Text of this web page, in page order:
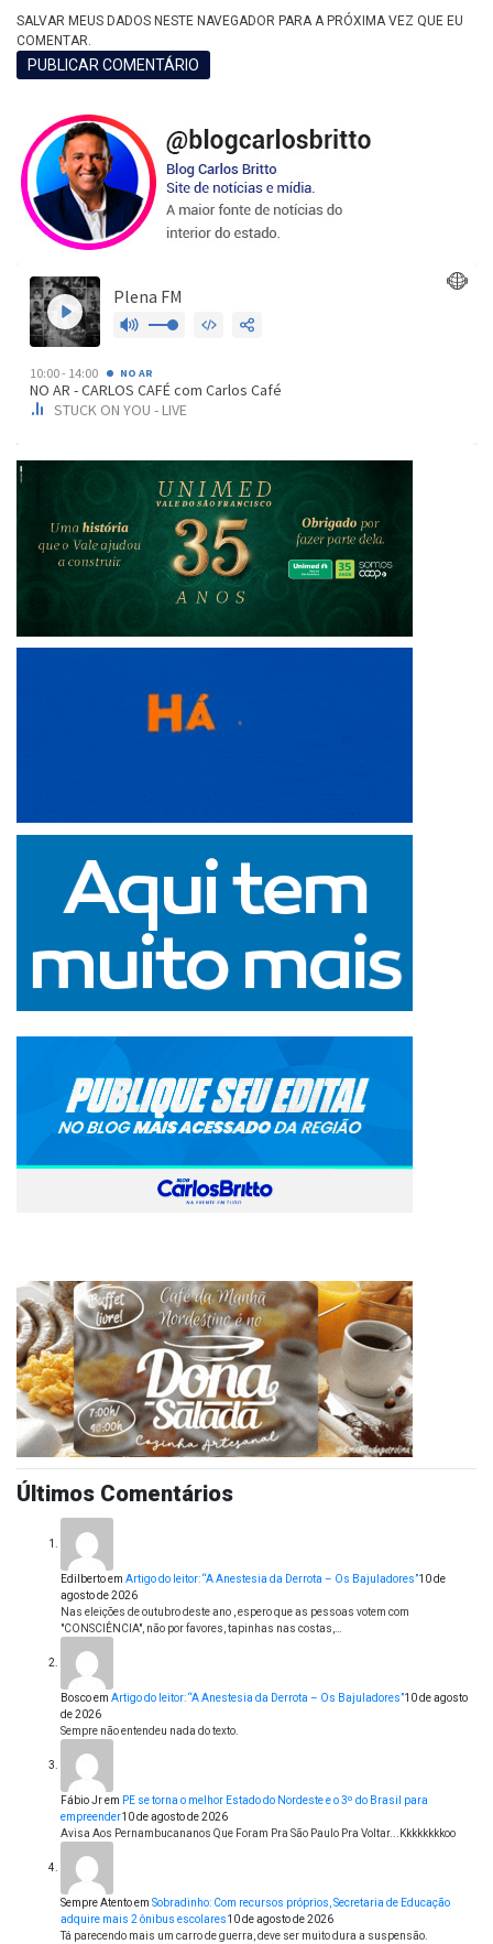
SALVAR MEUS DADOS NESTE NAVEGADOR PARA A PRÓXIMA VEZ QUE EU
COMENTAR.
Últimos Comentários
Edilbertoem Artigo do leitor: “A Anestesia da Derrota – Os Bajuladores”10 de
agosto de 2026
Nas eleições de outubro deste ano , espero que as pessoas votem com
"CONSCIÊNCIA", não por favores, tapinhas nas costas,…
Boscoem Artigo do leitor: “A Anestesia da Derrota – Os Bajuladores”10 de agosto
de 2026
Sempre não entendeu nada do texto.
Fábio Jrem PE se torna o melhor Estado do Nordeste e o 3º do Brasil para
empreender10 de agosto de 2026
Avisa Aos Pernambucananos Que Foram Pra São Paulo Pra Voltar...Kkkkkkkkoo
Sempre Atentoem Sobradinho: Com recursos próprios, Secretaria de Educação
adquire mais 2 ônibus escolares10 de agosto de 2026
Tá parecendo mais um carro de guerra, deve ser muito dura a suspensão.